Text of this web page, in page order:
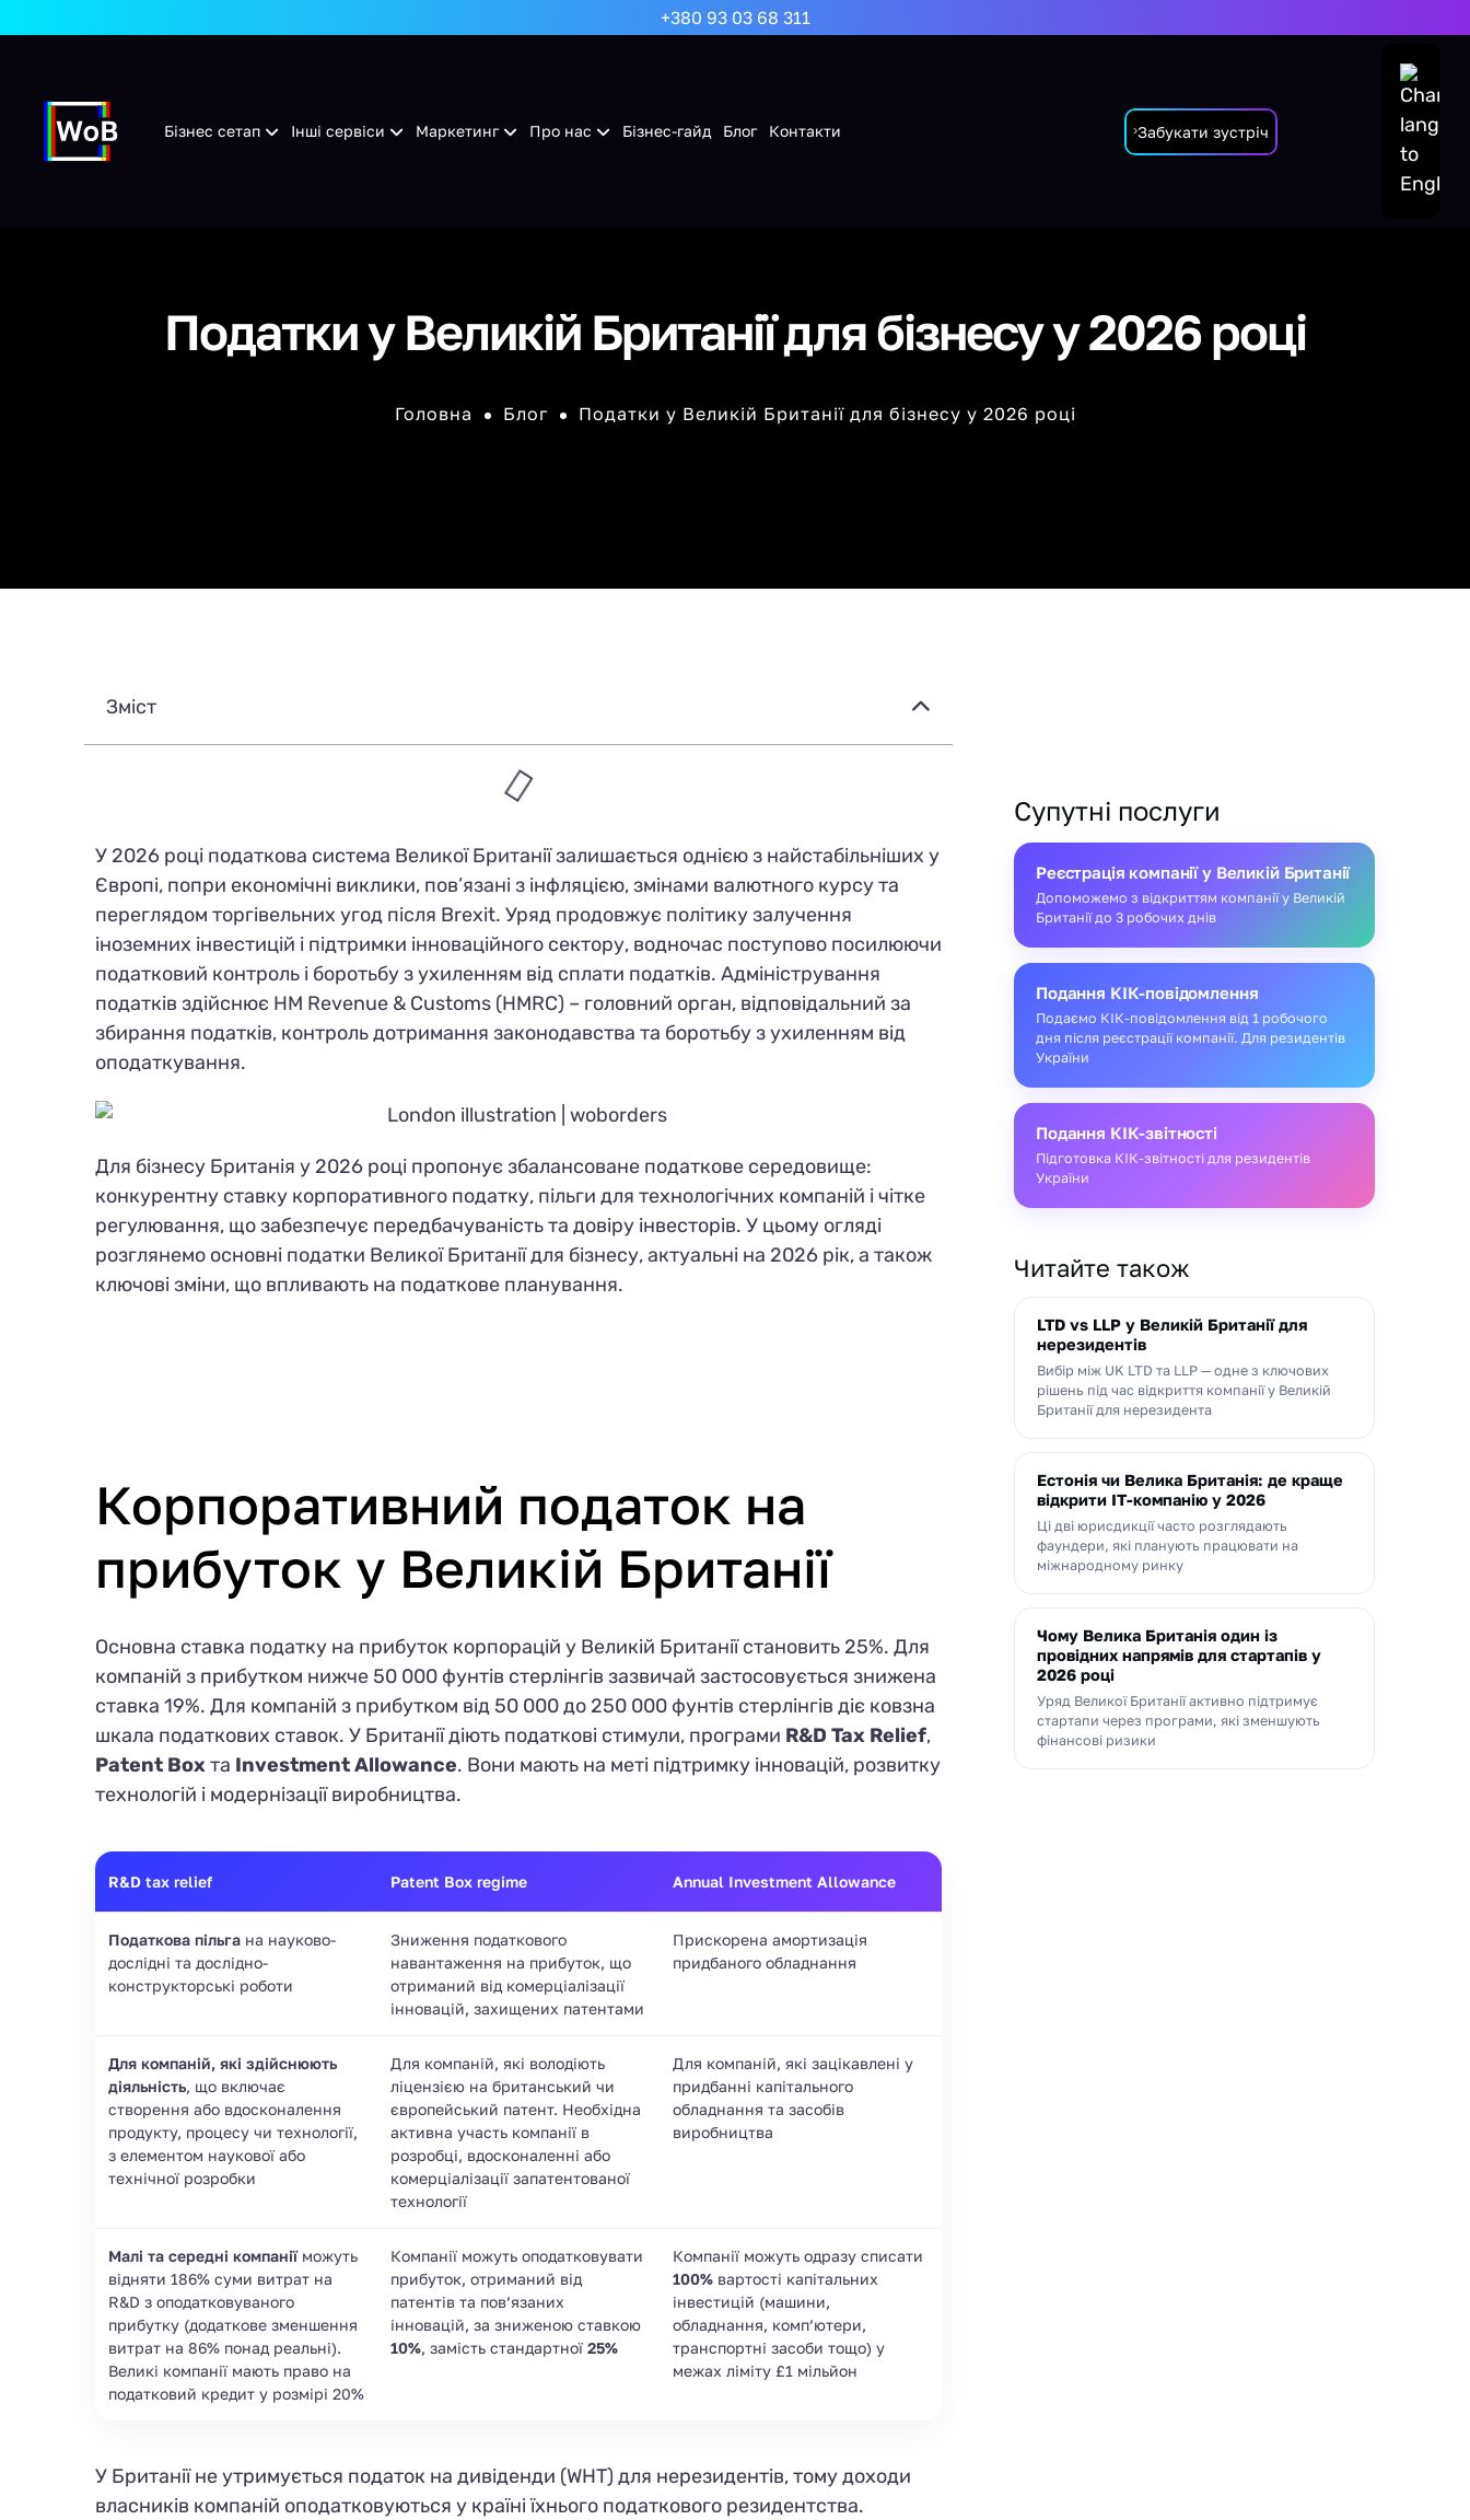
+380 93 03 68 311
Бізнес сетап Інші сервіси Маркетинг Про нас Бізнес-гайд Блог Контакти Забукати зустріч
Податки у Великій Британії для бізнесу у 2026 році
Головна Блог Податки у Великій Британії для бізнесу у 2026 році
Зміст
У 2026 році податкова система Великої Британії залишається однією з найстабільніших у
Європі, попри економічні виклики, пов’язані з інфляцією, змінами валютного курсу та
переглядом торгівельних угод після Brexit. Уряд продовжує політику залучення
іноземних інвестицій і підтримки інноваційного сектору, водночас поступово посилюючи
податковий контроль і боротьбу з ухиленням від сплати податків. Адміністрування
податків здійснює HM Revenue & Customs (HMRC) – головний орган, відповідальний за
збирання податків, контроль дотримання законодавства та боротьбу з ухиленням від
оподаткування.
Для бізнесу Британія у 2026 році пропонує збалансоване податкове середовище:
конкурентну ставку корпоративного податку, пільги для технологічних компаній і чітке
регулювання, що забезпечує передбачуваність та довіру інвесторів. У цьому огляді
розглянемо основні податки Великої Британії для бізнесу, актуальні на 2026 рік, а також
ключові зміни, що впливають на податкове планування.
Корпоративний податок на
прибуток у Великій Британії
Основна ставка податку на прибуток корпорацій у Великій Британії становить 25%. Для
компаній з прибутком нижче 50 000 фунтів стерлінгів зазвичай застосовується знижена
ставка 19%. Для компаній з прибутком від 50 000 до 250 000 фунтів стерлінгів діє ковзна
шкала податкових ставок. У Британії діють податкові стимули, програми R&D Tax Relief,
Patent Boxта Investment Allowance. Вони мають на меті підтримку інновацій, розвитку
технологій і модернізації виробництва.
R&D tax relief Patent Box regime Annual Investment Allowance
Податкова пільга на науково-
дослідні та дослідно-
конструкторські роботи
Зниження податкового
навантаження на прибуток, що
отриманий від комерціалізації
інновацій, захищених патентами
Прискорена амортизація
придбаного обладнання
Для компаній, які здійснюють
діяльність, що включає
створення або вдосконалення
продукту, процесу чи технології,
з елементом наукової або
технічної розробки
Для компаній, які володіють
ліцензією на британський чи
європейський патент. Необхідна
активна участь компанії в
розробці, вдосконаленні або
комерціалізації запатентованої
технології
Для компаній, які зацікавлені у
придбанні капітального
обладнання та засобів
виробництва
Малі та середні компаніїможуть
відняти 186% суми витрат на
R&D з оподатковуваного
прибутку (додаткове зменшення
витрат на 86% понад реальні).
Великі компанії мають право на
податковий кредит у розмірі 20%
Компанії можуть оподатковувати
прибуток, отриманий від
патентів та пов’язаних
інновацій, за зниженою ставкою
10%, замість стандартної 25%
Компанії можуть одразу списати
100% вартості капітальних
інвестицій (машини,
обладнання, комп’ютери,
транспортні засоби тощо) у
межах ліміту £1 мільйон
У Британії не утримується податок на дивіденди (WHT) для нерезидентів, тому доходи
власників компаній оподатковуються у країні їхнього податкового резидентства.
Супутні послуги
Реєстрація компанії у Великій Британії
Допоможемо з відкриттям компанії у Великій
Британії до 3 робочих днів
Подання КІК-повідомлення
Подаємо КІК-повідомлення від 1 робочого
дня після реєстрації компанії. Для резидентів
України
Подання КІК-звітності
Підготовка КІК-звітності для резидентів
України
Читайте також
LTD vs LLP у Великій Британії для
нерезидентів
Вибір між UK LTD та LLP — одне з ключових
рішень під час відкриття компанії у Великій
Британії для нерезидента
Естонія чи Велика Британія: де краще
відкрити IT-компанію у 2026
Ці дві юрисдикції часто розглядають
фаундери, які планують працювати на
міжнародному ринку
Чому Велика Британія один із
провідних напрямів для стартапів у
2026 році
Уряд Великої Британії активно підтримує
стартапи через програми, які зменшують
фінансові ризики